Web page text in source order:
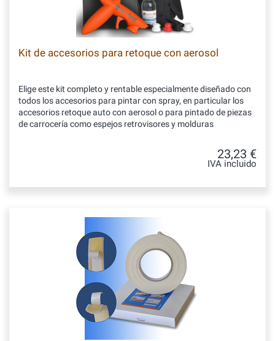
Kit de accesorios para retoque con aerosol
Elige este kit completo y rentable especialmente diseñado con
todos los accesorios para pintar con spray, en particular los
accesorios retoque auto con aerosol o para pintado de piezas
de carrocería como espejos retrovisores y molduras
23,23 €
IVA incluido